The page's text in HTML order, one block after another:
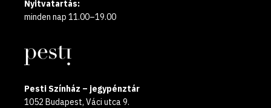
Nyitvatartás:
minden nap 11.00–19.00
Pesti Színház – jegypénztár
1052 Budapest, Váci utca 9.